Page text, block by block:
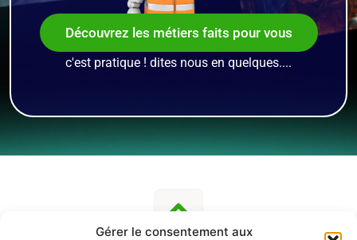
Gérer le consentement aux
Découvrez les métiers faits pour vous
c'est pratique ! dites nous en quelques....